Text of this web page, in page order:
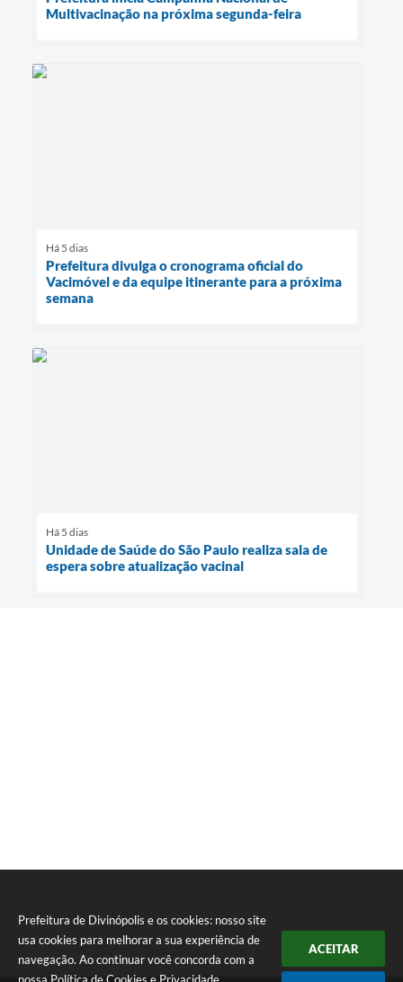
Prefeitura de Divinópolis e os cookies: nosso site
usa cookies para melhorar a sua experiência de
navegação. Ao continuar você concorda com a
ACEITAR
Multivacinação na próxima segunda-feira
Há 5 dias
Prefeitura divulga o cronograma oficial do
Vacimóvel e da equipe itinerante para a próxima
semana
Há 5 dias
Unidade de Saúde do São Paulo realiza sala de
espera sobre atualização vacinal